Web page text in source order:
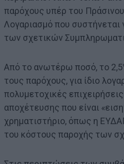
παρόχους υπέρ του Πράσινου
Λογαριασμό που συστήνεται
των σχετικών
Από το ανωτέρω ποσό, το
τους παρόχους, για ίδιο
πολυμετοχικές
αποχέτευσης που είναι
χρηματιστήριο, όπως η
του κόστους παροχής των